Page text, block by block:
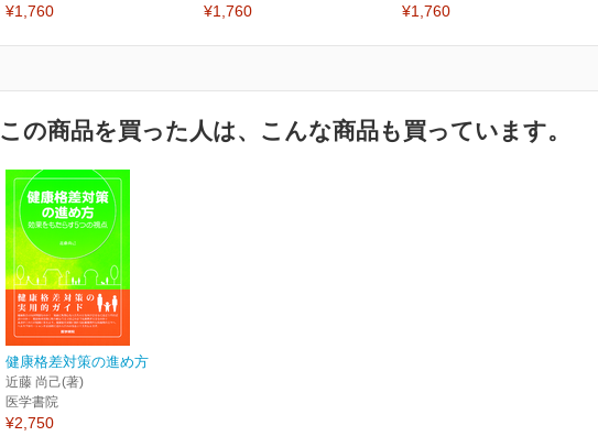
¥1,760 ¥1,760 ¥1,760
この商品を買った人は、こんな商品も買っています。
健康格差対策の進め方
近藤 尚己(著)
医学書院
¥2,750